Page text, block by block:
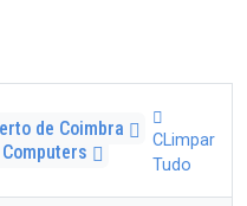
de Coimbra
CLimpar
Tudo